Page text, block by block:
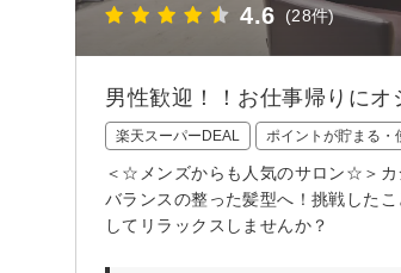
4.6 (28件)
男性歓迎！！お仕事帰りに
楽天スーパーDEAL ポイントが貯まる・
＜☆メンズからも人気のサロン☆＞カ
バランスの整った髪型へ！挑戦した
してリラックスしませんか？